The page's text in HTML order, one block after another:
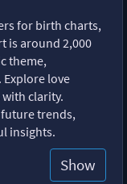
for birth charts,
is around 2,000
theme,
love
clarity.
trends,
insights.
Show